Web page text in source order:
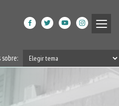
Institucional
Acción Social